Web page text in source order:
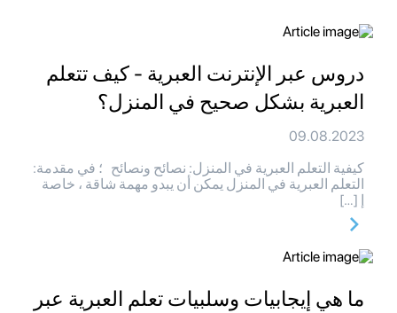
دروس عبر الإنترنت العبرية - كيف تتعلم
العبرية بشكل صحيح في المنزل؟
09.08.2023
كيفية التعلم العبرية في المنزل: نصائح ونصائح ؛ في مقدمة:
التعلم العبرية في المنزل يمكن أن يبدو مهمة شاقة ، خاصة
إ […]
ما هي إيجابيات وسلبيات تعلم العبرية عبر